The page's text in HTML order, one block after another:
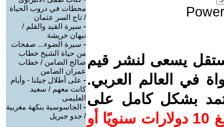
يسعى لنشر قيم
في العالم العربي.
بشكل كامل على
ساهم/ي معنا! بدعمكم بمبلغ 10 دولارات سنويًا أو
محطات في دروب الحياة
/ تاج السر عثمان
- سيرة القيد والقلم /
نبهان خريشة
- سيرة الضوء... صفحات
من حياة الشيخ خطاب
صالح الضامن / خطاب
عمران الضامن
- على أطلال جيلنا - وأيام
كانت معهم / سعيد
العليمى
- الجاسوسية بنكهة مغربية
/ جدو جبريل